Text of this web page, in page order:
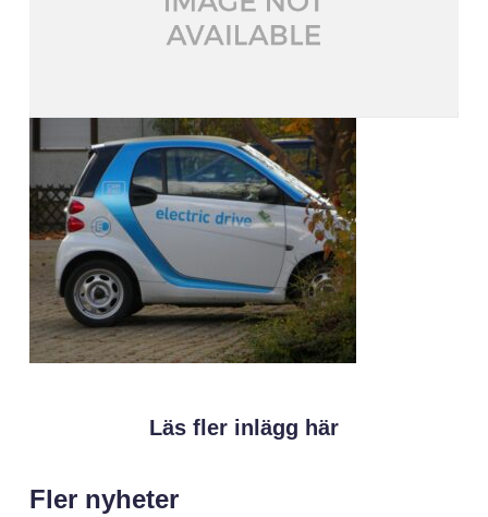
Läs fler inlägg här
Fler nyheter